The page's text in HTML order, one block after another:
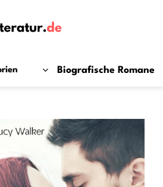
Biografische Romane